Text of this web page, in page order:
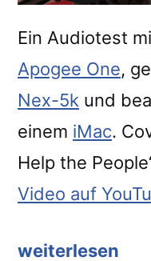
Ein Audiotest
Apogee One,
Nex-5k und
einem iMac.
Help the
Video auf
weiterlesen